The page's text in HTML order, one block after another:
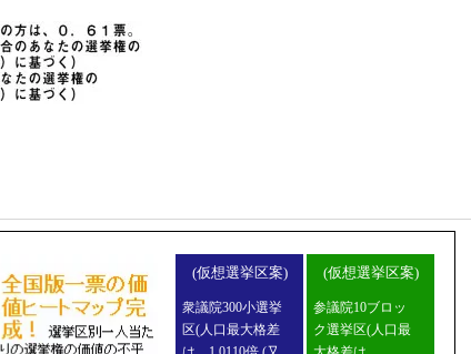
(仮想選挙区案)
衆議院300小選挙
区(人口最大格差
(仮想選挙区案)
参議院10ブロッ
ク選挙区(人口最